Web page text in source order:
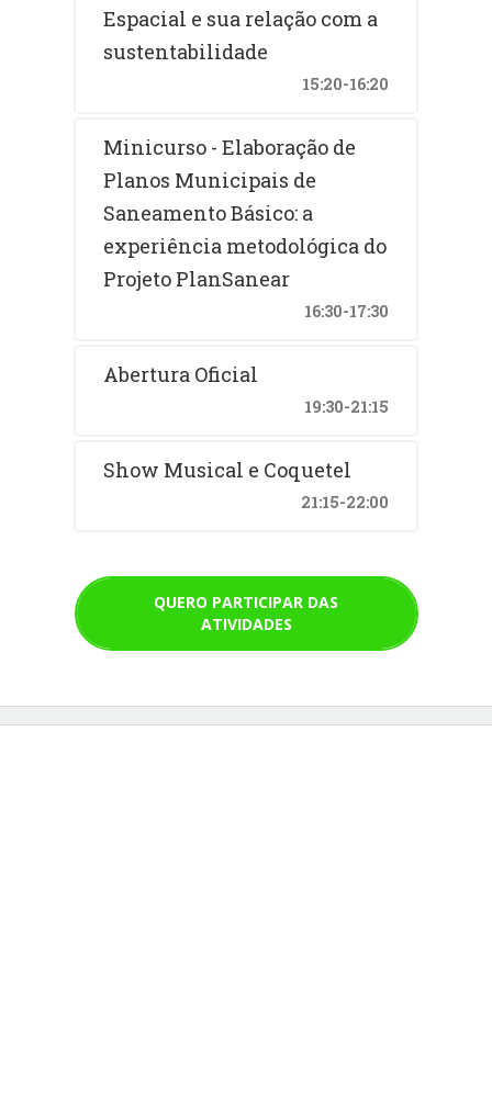
Espacial e sua relação com a
sustentabilidade
15:20-16:20
Minicurso - Elaboração de
Planos Municipais de
Saneamento Básico: a
experiência metodológica do
Projeto PlanSanear
16:30-17:30
Abertura Oficial
19:30-21:15
Show Musical e Coquetel
21:15-22:00
QUERO PARTICIPAR DAS
ATIVIDADES